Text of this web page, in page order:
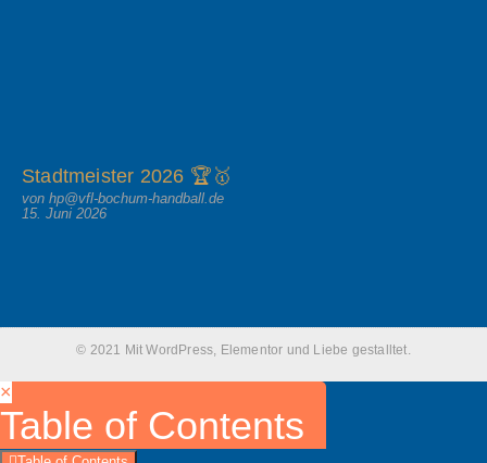
Stadtmeister 2026 🏆🥇
von hp@vfl-bochum-handball.de
15. Juni 2026
© 2021 Mit WordPress, Elementor und Liebe gestalltet.
×
Table of Contents